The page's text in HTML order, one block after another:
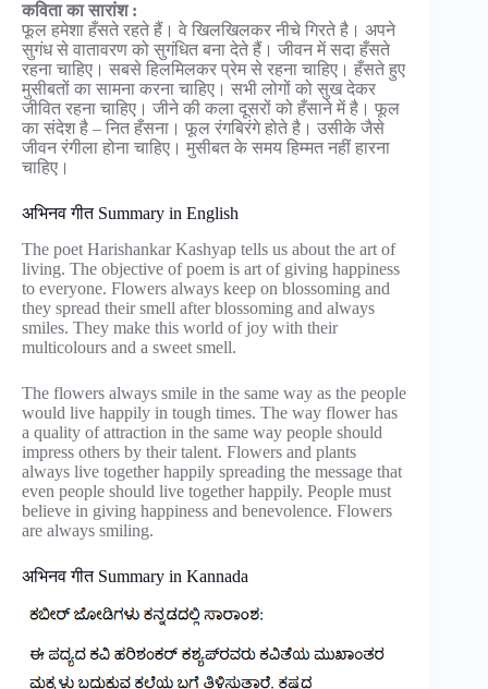
कविता का सारांश :
फूल हमेशा हँसते रहते हैं। वे खिलखिलकर नीचे गिरते है। अपने
सुगंध से वातावरण को सुगंधित बना देते हैं। जीवन में सदा हँसते
रहना चाहिए। सबसे हिलमिलकर प्रेम से रहना चाहिए। हँसते हुए
मुसीबतों का सामना करना चाहिए। सभी लोगों को सुख देकर
जीवित रहना चाहिए। जीने की कला दूसरों को हँसाने में है। फूल
का संदेश है – नित हँसना। फूल रंगबिरंगे होते है। उसीके जैसे
जीवन रंगीला होना चाहिए। मुसीबत के समय हिम्मत नहीं हारना
चाहिए।
अभिनव गीत Summary in English
The poet Harishankar Kashyap tells us about the art of
living. The objective of poem is art of giving happiness
to everyone. Flowers always keep on blossoming and
they spread their smell after blossoming and always
smiles. They make this world of joy with their
multicolours and a sweet smell.
The flowers always smile in the same way as the people
would live happily in tough times. The way flower has
a quality of attraction in the same way people should
impress others by their talent. Flowers and plants
always live together happily spreading the message that
even people should live together happily. People must
believe in giving happiness and benevolence. Flowers
are always smiling.
अभिनव गीत Summary in Kannada